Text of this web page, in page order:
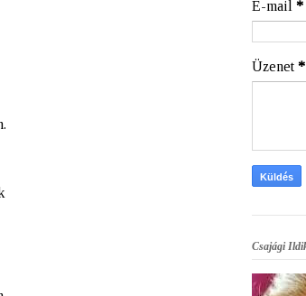
E-mail *
Üzenet *
Csajági